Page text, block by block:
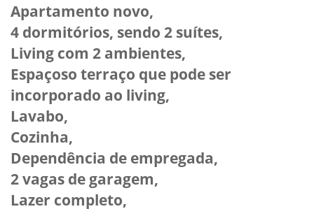
Apartamento novo,
4 dormitórios, sendo 2 suítes,
Living com 2 ambientes,
Espaçoso terraço que pode ser
incorporado ao living,
Lavabo,
Cozinha,
Dependência de empregada,
2 vagas de garagem,
Lazer completo,